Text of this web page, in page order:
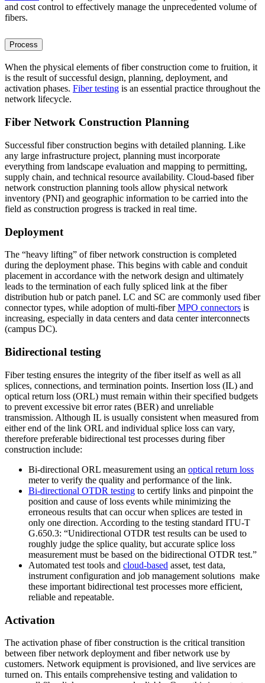
and cost control to effectively manage the unprecedented volume of
fibers.
Process
When the physical elements of fiber construction come to fruition, it
is the result of successful design, planning, deployment, and
activation phases. Fiber testing is an essential practice throughout the
network lifecycle.
Fiber Network Construction Planning
Successful fiber construction begins with detailed planning. Like
any large infrastructure project, planning must incorporate
everything from landscape evaluation and mapping to permitting,
supply chain, and technical resource availability. Cloud-based fiber
network construction planning tools allow physical network
inventory (PNI) and geographic information to be carried into the
field as construction progress is tracked in real time.
Deployment
The “heavy lifting” of fiber network construction is completed
during the deployment phase. This begins with cable and conduit
placement in accordance with the network design and ultimately
leads to the termination of each fully spliced link at the fiber
distribution hub or patch panel. LC and SC are commonly used fiber
connector types, while adoption of multi-fiberMPO connectors is
increasing, especially in data centers and data center interconnects
(campus DC).
Bidirectional testing
Fiber testing ensures the integrity of the fiber itself as well as all
splices, connections, and termination points. Insertion loss (IL) and
optical return loss (ORL) must remain within their specified budgets
to prevent excessive bit error rates (BER) and unreliable
transmission. Although IL is usually consistent when measured from
either end of the link ORL and individual splice loss can vary,
therefore preferable bidirectional test processes during fiber
construction include:
Bi-directional ORL measurement using an optical return loss
meter to verify the quality and performance of the link.
Bi-directional OTDR testing to certify links and pinpoint the
position and cause of loss events while minimizing the
erroneous results that can occur when splices are tested in
only one direction. According to the testing standard ITU-T
G.650.3: “Unidirectional OTDR test results can be used to
roughly judge the splice quality, but accurate splice loss
measurement must be based on the bidirectional OTDR test.”
Automated test tools and cloud-based asset, test data,
instrument configuration and job management solutions make
these important bidirectional test processes more efficient,
reliable and repeatable.
Activation
The activation phase of fiber construction is the critical transition
between fiber network deployment and fiber network use by
customers. Network equipment is provisioned, and live services are
turned on. This entails comprehensive testing and validation to